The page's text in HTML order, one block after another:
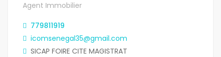
Agent Immobilier
779811919
icomsenegal35@gmail.com
SICAP FOIRE CITE MAGISTRAT